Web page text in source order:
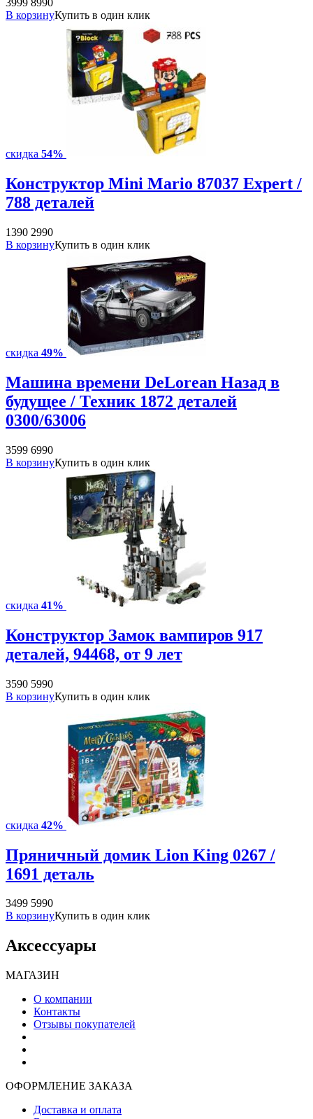
3999 8990
В корзинуКупить в один клик
скидка 54%
Конструктор Mini Mario 87037 Expert /
788 деталей
1390 2990
В корзинуКупить в один клик
скидка 49%
Машина времени DeLorean Назад в
будущее / Техник 1872 деталей
0300/63006
3599 6990
В корзинуКупить в один клик
скидка 41%
Конструктор Замок вампиров 917
деталей, 94468, от 9 лет
3590 5990
В корзинуКупить в один клик
скидка 42%
Пряничный домик Lion King 0267 /
1691 деталь
3499 5990
В корзинуКупить в один клик
Аксессуары
МАГАЗИН
О компании
Контакты
Отзывы покупателей
ОФОРМЛЕНИЕ ЗАКАЗА
Доставка и оплата